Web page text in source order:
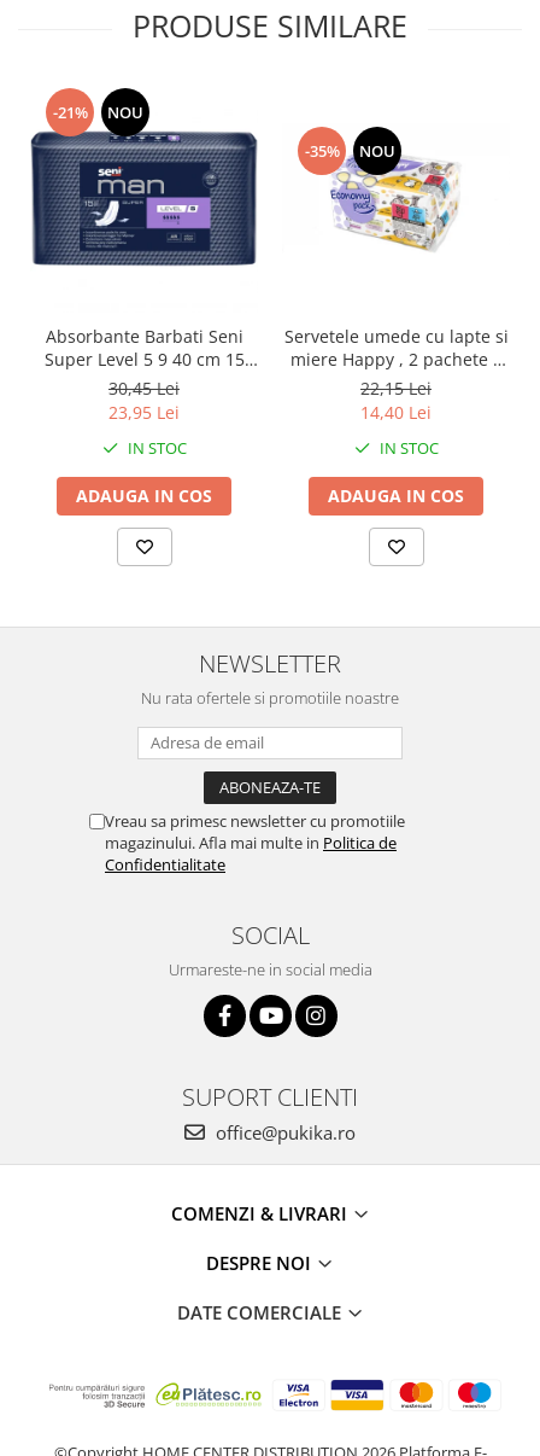
PRODUSE SIMILARE
-21% NOU
Absorbante Barbati Seni
Super Level 5 9 40 cm 15
Bucati
30,45 Lei
23,95 Lei
IN STOC
ADAUGA IN COS
-35% NOU
Servetele umede cu lapte si
miere Happy , 2 pachete x
64 bucati, 128 bucati
22,15 Lei
14,40 Lei
IN STOC
ADAUGA IN COS
NEWSLETTER
Nu rata ofertele si promotiile noastre
Vreau sa primesc newsletter cu promotiile
magazinului. Afla mai multe in Politica de
Confidentialitate
SOCIAL
Urmareste-ne in social media
SUPORT CLIENTI
office@pukika.ro
COMENZI & LIVRARI
DESPRE NOI
DATE COMERCIALE